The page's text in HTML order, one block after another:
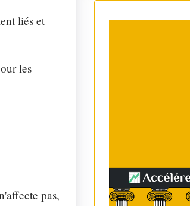
liés et
les
pas,